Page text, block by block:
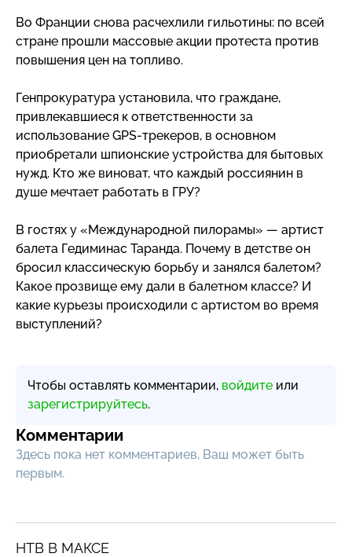
Во Франции снова расчехлили гильотины: по всей
стране прошли массовые акции протеста против
повышения цен на топливо.
Генпрокуратура установила, что граждане,
привлекавшиеся к ответственности за
использование GPS-трекеров, в основном
приобретали шпионские устройства для бытовых
нужд. Кто же виноват, что каждый россиянин в
душе мечтает работать в ГРУ?
В гостях у «Международной пилорамы» — артист
балета Гедиминас Таранда. Почему в детстве он
бросил классическую борьбу и занялся балетом?
Какое прозвище ему дали в балетном классе? И
какие курьезы происходили с артистом во время
выступлений?
Чтобы оставлять комментарии, войдите или
зарегистрируйтесь.
Комментарии
Здесь пока нет комментариев, Ваш может быть
первым.
НТВ В МАКСЕ